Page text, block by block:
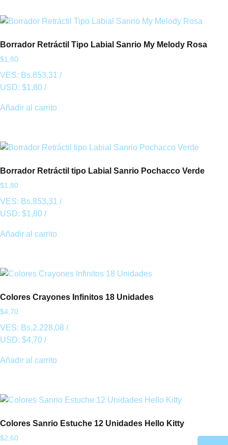
Borrador Retráctil Tipo Labial Sanrio My Melody Rosa
$1,80
VES: Bs.853,31 /
USD: $1,80 /
Añadir al carrito
Borrador Retráctil tipo Labial Sanrio Pochacco Verde
$1,80
VES: Bs.853,31 /
USD: $1,80 /
Añadir al carrito
Colores Crayones Infinitos 18 Unidades
$4,70
VES: Bs.2.228,08 /
USD: $4,70 /
Añadir al carrito
Colores Sanrio Estuche 12 Unidades Hello Kitty
$2,60